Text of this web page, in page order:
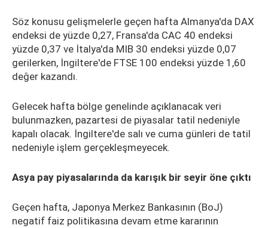
Söz konusu gelişmelerle geçen hafta Almanya'da DAX
endeksi de yüzde 0,27, Fransa'da CAC 40 endeksi
yüzde 0,37 ve İtalya'da MIB 30 endeksi yüzde 0,07
gerilerken, İngiltere'de FTSE 100 endeksi yüzde 1,60
değer kazandı.
Gelecek hafta bölge genelinde açıklanacak veri
bulunmazken, pazartesi de piyasalar tatil nedeniyle
kapalı olacak. İngiltere'de salı ve cuma günleri de tatil
nedeniyle işlem gerçekleşmeyecek.
Asya pay piyasalarında da karışık bir seyir öne çıktı
Geçen hafta, Japonya Merkez Bankasının (BoJ)
negatif faiz politikasına devam etme kararının